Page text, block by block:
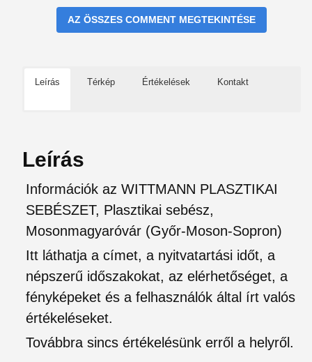
AZ ÖSSZES COMMENT MEGTEKINTÉSE
Leírás Térkép Értékelések Kontakt
Leírás
Információk az WITTMANN PLASZTIKAI
SEBÉSZET, Plasztikai sebész,
Mosonmagyaróvár (Győr-Moson-Sopron)
Itt láthatja a címet, a nyitvatartási időt, a
népszerű időszakokat, az elérhetőséget, a
fényképeket és a felhasználók által írt valós
értékeléseket.
Továbbra sincs értékelésünk erről a helyről.